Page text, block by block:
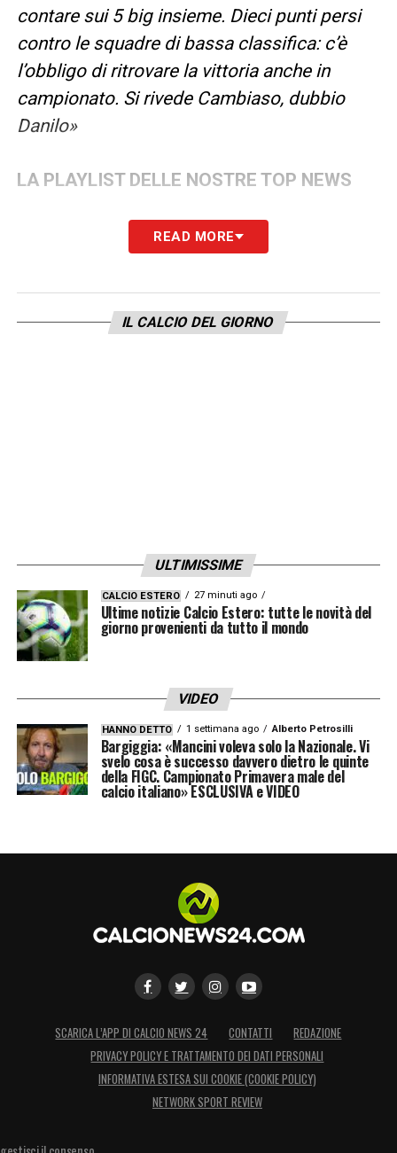
contare sui 5 big insieme. Dieci punti persi
contro le squadre di bassa classifica: c’è
l’obbligo di ritrovare la vittoria anche in
campionato. Si rivede Cambiaso, dubbio
Danilo»
LA PLAYLIST DELLE NOSTRE TOP NEWS
READ MORE
IL CALCIO DEL GIORNO
ULTIMISSIME
CALCIO ESTERO 27 minuti ago
Ultime notizie Calcio Estero: tutte le novità del
giorno provenienti da tutto il mondo
VIDEO
HANNO DETTO 1 settimana ago Alberto Petrosilli
Bargiggia: «Mancini voleva solo la Nazionale. Vi
svelo cosa è successo davvero dietro le quinte
della FIGC. Campionato Primavera male del
calcio italiano» ESCLUSIVA e VIDEO
SCARICA L’APP DI CALCIO NEWS 24 CONTATTI
REDAZIONE
PRIVACY POLICY E TRATTAMENTO DEI DATI PERSONALI
INFORMATIVA ESTESA SUI COOKIE (COOKIE POLICY)
NETWORK SPORT REVIEW